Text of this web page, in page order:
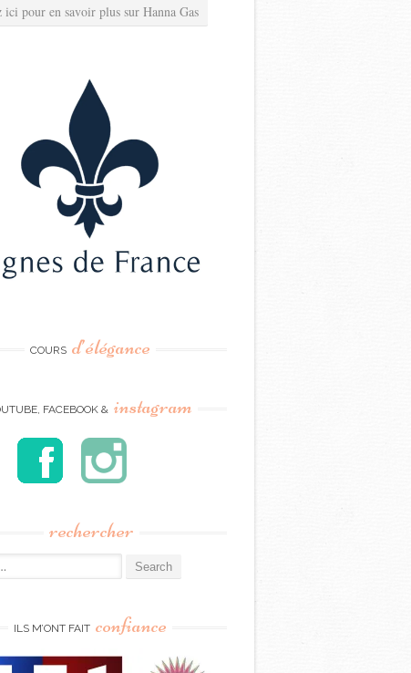
ici pour en savoir plus sur Hanna Gas
COURS d’élégance
FACEBOOK & instagram
rechercher
ILS M’ONT FAIT confiance